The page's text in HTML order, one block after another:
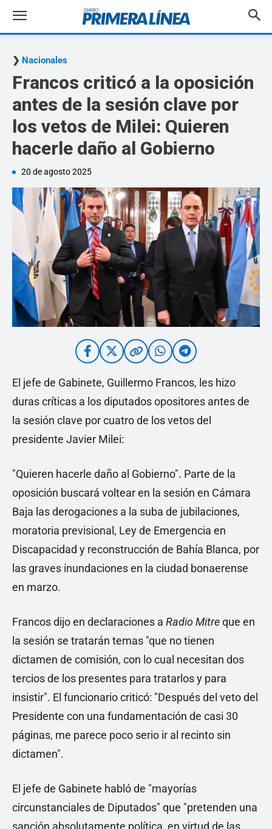
Nacionales
Francos criticó a la oposición
antes de la sesión clave por
los vetos de Milei: Quieren
hacerle daño al Gobierno
20 de agosto 2025
El jefe de Gabinete, Guillermo Francos, les hizo
duras críticas a los diputados opositores antes de
la sesión clave por cuatro de los vetos del
presidente Javier Milei:
"Quieren hacerle daño al Gobierno". Parte de la
oposición buscará voltear en la sesión en Cámara
Baja las derogaciones a la suba de jubilaciones,
moratoria previsional, Ley de Emergencia en
Discapacidad y reconstrucción de Bahía Blanca, por
las graves inundaciones en la ciudad bonaerense
en marzo.
Francos dijo en declaraciones a Radio Mitreque en
la sesión se tratarán temas "que no tienen
dictamen de comisión, con lo cual necesitan dos
tercios de los presentes para tratarlos y para
insistir". El funcionario criticó: "Después del veto del
Presidente con una fundamentación de casi 30
páginas, me parece poco serio ir al recinto sin
dictamen".
El jefe de Gabinete habló de "mayorías
circunstanciales de Diputados" que "pretenden una
sanción absolutamente política, en virtud de las